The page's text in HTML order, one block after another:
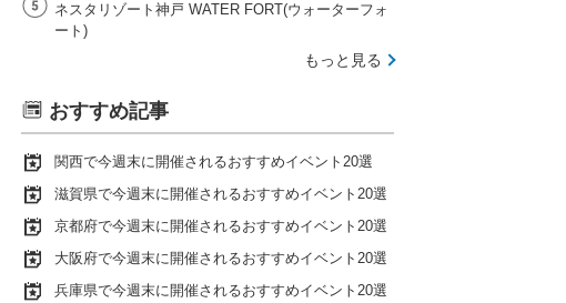
ネスタリゾート神戸 WATER FORT(ウォーターフォ
ート)
もっと見る
おすすめ記事
関西で今週末に開催されるおすすめイベント20選
滋賀県で今週末に開催されるおすすめイベント20選
京都府で今週末に開催されるおすすめイベント20選
大阪府で今週末に開催されるおすすめイベント20選
兵庫県で今週末に開催されるおすすめイベント20選